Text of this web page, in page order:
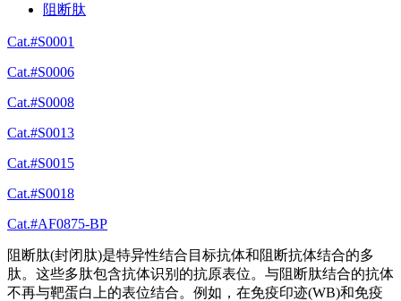
阻断肽
Cat.#S0001
Cat.#S0006
Cat.#S0008
Cat.#S0013
Cat.#S0015
Cat.#S0018
Cat.#AF0875-BP
阻断肽(封闭肽)是特异性结合目标抗体和阻断抗体结合的多
肽。这些多肽包含抗体识别的抗原表位。与阻断肽结合的抗体
不再与靶蛋白上的表位结合。例如，在免疫印迹(WB)和免疫